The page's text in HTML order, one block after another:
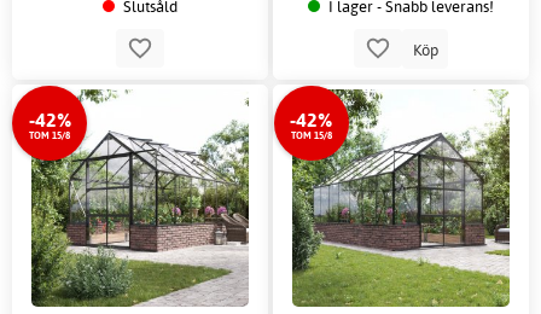
Slutsåld I lager - Snabb leverans!
Köp
-42%
TOM 15/8
-42%
TOM 15/8